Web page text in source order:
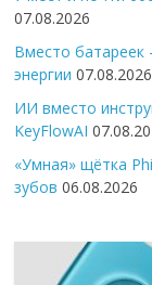
07.08.2026
Вместо
энергии 07.08.2026
ИИ вместо
KeyFlowAI
«Умная» щётка
зубов 06.08.2026